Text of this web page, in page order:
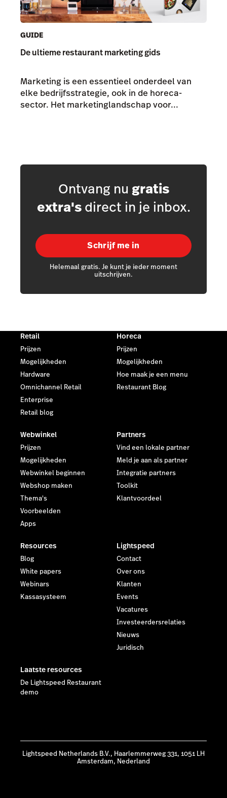
GUIDE
De ultieme restaurant marketing gids
Marketing is een essentieel onderdeel van
elke bedrijfsstrategie, ook in de horeca-
sector. Het marketinglandschap voor...
Ontvang nu gratis
extra'sdirect in je inbox.
Schrijf me in
Helemaal gratis. Je kunt je ieder moment
uitschrijven.
Retail
Prijzen
Mogelijkheden
Hardware
Omnichannel Retail
Enterprise
Retail blog
Horeca
Prijzen
Mogelijkheden
Hoe maak je een menu
Restaurant Blog
Webwinkel
Prijzen
Mogelijkheden
Webwinkel beginnen
Webshop maken
Thema's
Voorbeelden
Apps
Partners
Vind een lokale partner
Meld je aan als partner
Integratie partners
Toolkit
Klantvoordeel
Resources
Blog
White papers
Webinars
Kassasysteem
Lightspeed
Contact
Over ons
Klanten
Events
Vacatures
Investeerdersrelaties
Nieuws
Juridisch
Laatste resources
De Lightspeed Restaurant
demo
Lightspeed Netherlands B.V., Haarlemmerweg 331, 1051 LH
Amsterdam, Nederland